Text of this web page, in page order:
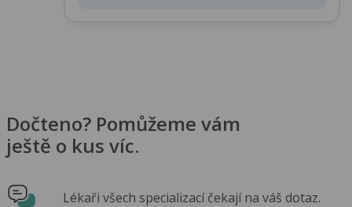
Dočteno? Pomůžeme vám
ještě o kus víc.
Lékaři všech specializací čekají na váš dotaz.